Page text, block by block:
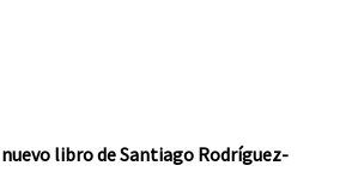
libro de Santiago Rodríguez-